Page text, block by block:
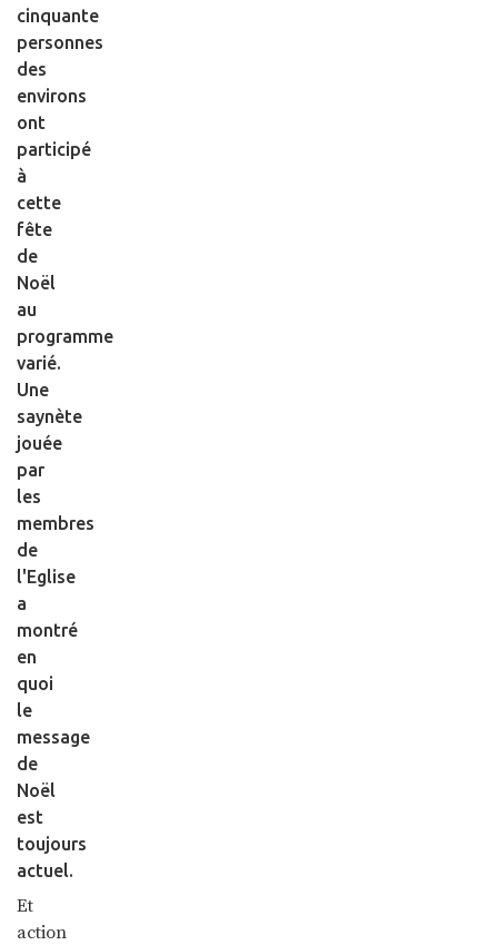
cinquante
personnes
des
environs
ont
participé
à
cette
fête
de
Noël
au
programme
varié.
Une
saynète
jouée
par
les
membres
de
l'Eglise
a
montré
en
quoi
le
message
de
Noël
est
toujours
actuel.
Et
action